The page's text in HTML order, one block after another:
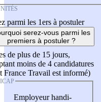
parmi les 1ers à postuler
serez-vous parmi les
premiers à postuler ?
de plus de 15 jours,
moins de 4 candidatures
France Travail est informé)
Employeur handi-